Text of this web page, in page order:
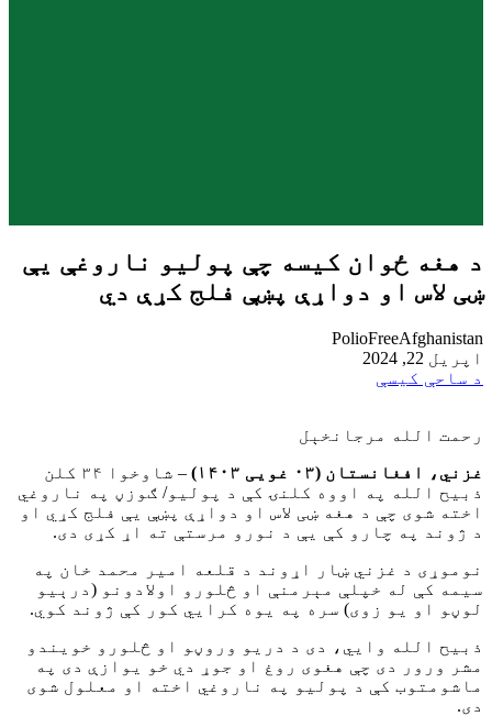
د هغه ځوان کیسه چې پولیو ناروغې یې
ښی لاس او دواړې پښې فلج کړې دي
PolioFreeAfghanistan
اپریل 22, 2024
د ساحې کیسې
رحمت الله مرجانخېل
غزني، افغانستان (۰۳ غویی ۱۴۰۳)
– شاوخوا ۳۴ کلن
ذبیح الله په اووه کلنۍ کې د پولیو/ ګوزڼ په ناروغي
اخته شوی چې د هغه ښی لاس او دواړې پښې یې فلج کړي او
د ژوند په چارو کې یې د نورو مرستې ته اړ کړی دی.
نوموړی د غزني ښار اړوند د قلعه امیر محمد خان په
سیمه کې له خپلې مېرمنې او څلورو اولادونو (درېیو
لوڼو او یو زوی) سره په یوه کرايي کور کې ژوند کوي.
ذبیح الله وايي، دی د دریو وروڼو او څلورو خویندو
مشر ورور دی چې هغوی روغ او جوړ دي خو یوازې دی په
ماشومتوب کې د پولیو په ناروغي اخته او معلول شوی
دی.